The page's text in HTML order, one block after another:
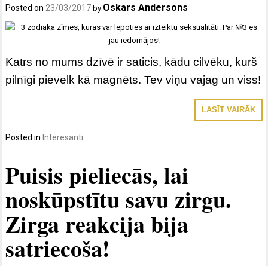
Posted on 23/03/2017 by Oskars Andersons
Katrs no mums dzīvē ir saticis, kādu cilvēku, kurš
pilnīgi pievelk kā magnēts. Tev viņu vajag un viss!
LASĪT VAIRĀK
Posted in Interesanti
Puisis pieliecās, lai
noskūpstītu savu zirgu.
Zirga reakcija bija
satriecoša!